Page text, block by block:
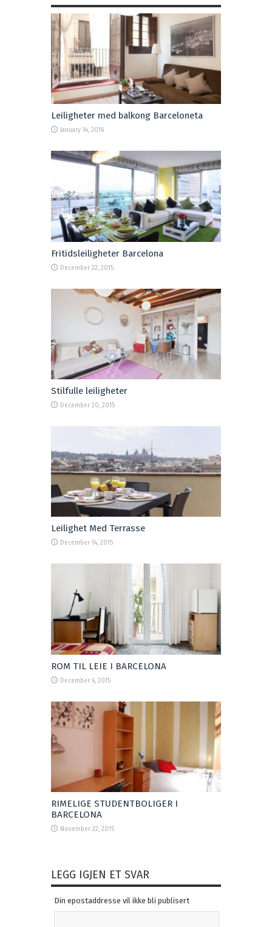
Leiligheter med balkong Barceloneta
January 14, 2016
Fritidsleiligheter Barcelona
December 22, 2015
Stilfulle leiligheter
December 20, 2015
Leilighet Med Terrasse
December 14, 2015
ROM TIL LEIE I BARCELONA
December 6, 2015
RIMELIGE STUDENTBOLIGER I
BARCELONA
November 22, 2015
LEGG IGJEN ET SVAR
Din epostaddresse vil ikke bli publisert